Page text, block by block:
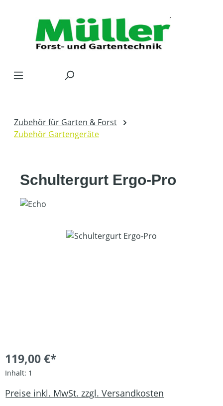
Zubehör für Garten & Forst
Zubehör Gartengeräte
Schultergurt Ergo-Pro
Bildergalerie überspringen
119,00 €*
Inhalt: 1
Preise inkl. MwSt. zzgl. Versandkosten